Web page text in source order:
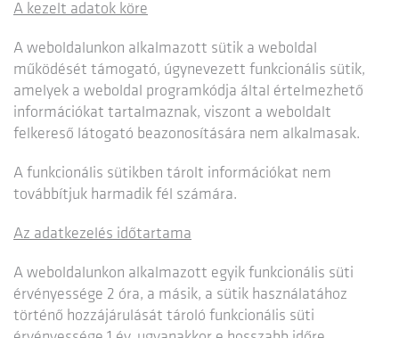
A kezelt adatok köre
A weboldalunkon alkalmazott sütik a weboldal
működését támogató, úgynevezett funkcionális sütik,
amelyek a weboldal programkódja által értelmezhető
információkat tartalmaznak, viszont a weboldalt
felkereső látogató beazonosítására nem alkalmasak.
A funkcionális sütikben tárolt információkat nem
továbbítjuk harmadik fél számára.
Az adatkezelés időtartama
A weboldalunkon alkalmazott egyik funkcionális süti
érvényessége 2 óra, a másik, a sütik használatához
történő hozzájárulását tároló funkcionális süti